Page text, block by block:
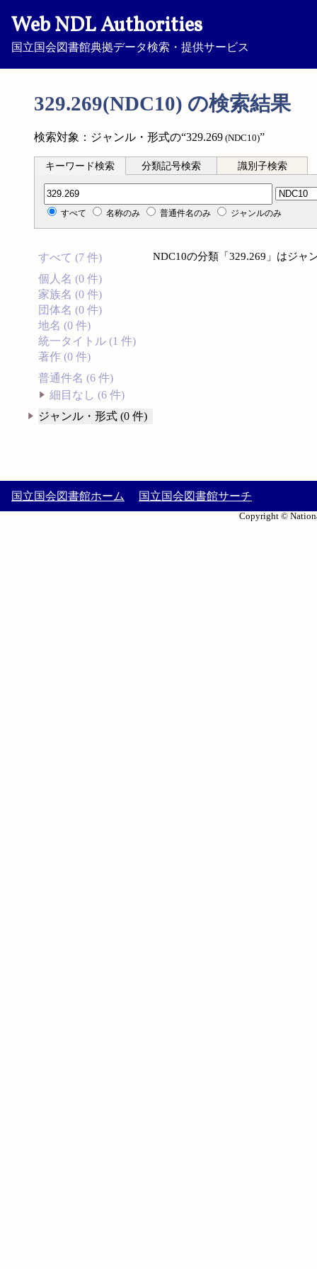
Web NDL Authorities
国立国会図書館典拠データ検索・提供サービス
329.269(NDC10) の検索結果
検索対象：ジャンル・形式の“329.269 (NDC10)”
キーワード検索 分類記号検索 識別子検索
分類記号検索
すべて 名称のみ 普通件名のみ ジャンルのみ
すべて (7 件)
個人名 (0 件)
家族名 (0 件)
団体名 (0 件)
地名 (0 件)
統一タイトル (1 件)
著作 (0 件)
普通件名 (6 件)
細目なし (6 件)
ジャンル・形式 (0 件)
NDC10の分類「329.269」はジャ
国立国会図書館ホーム 国立国会図書館サーチ
Copyright ©